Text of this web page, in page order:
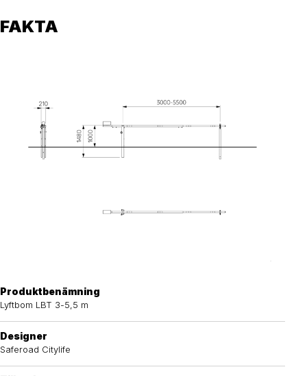
FAKTA
Produktbenämning
Lyftbom LBT 3-5,5 m
Designer
Saferoad Citylife